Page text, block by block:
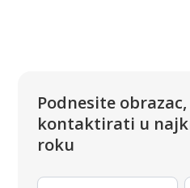
Podnesite
kontaktirati u
roku